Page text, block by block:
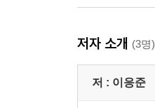
저자 소개 (3명)
저 : 이응준